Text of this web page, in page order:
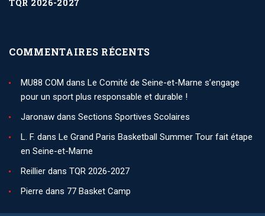
TQR 2026-2027
COMMENTAIRES RÉCENTS
MU88 COM dans Le Comité de Seine-et-Marne s’engage
pour un sport plus responsable et durable !
Jaronaw dans Sections Sportives Scolaires
L. F. dans Le Grand Paris Basketball Summer Tour fait étape
en Seine-et-Marne
Reillier dans TQR 2026-2027
Pierre dans 77 Basket Camp